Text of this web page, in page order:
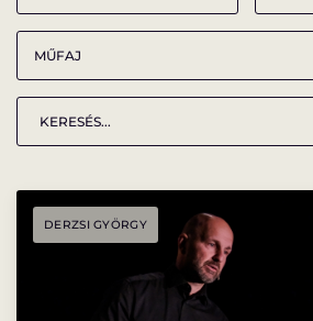
BARANGOLÓ
DERZSI GYÖRGY